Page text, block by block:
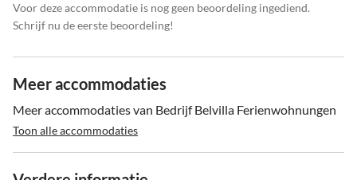
Voor deze accommodatie is nog geen beoordeling ingediend.
Schrijf nu de eerste beoordeling!
Meer accommodaties
Meer accommodaties van Bedrijf Belvilla Ferienwohnungen
Toon alle accommodaties